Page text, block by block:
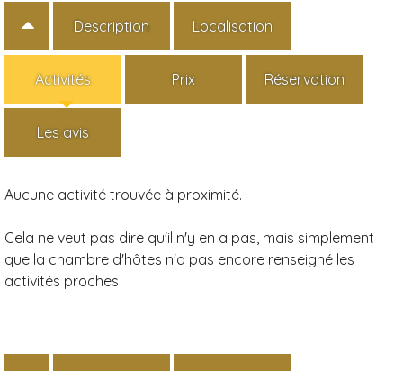
Description Localisation
Activités Prix Réservation
Les avis
Aucune activité trouvée à proximité.
Cela ne veut pas dire qu'il n'y en a pas, mais simplement
que la chambre d'hôtes n'a pas encore renseigné les
activités proches